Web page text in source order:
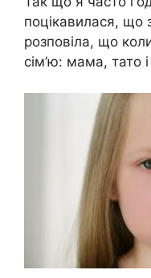
поцікавилася, що
розповіла, що
сім’ю: мама, тато